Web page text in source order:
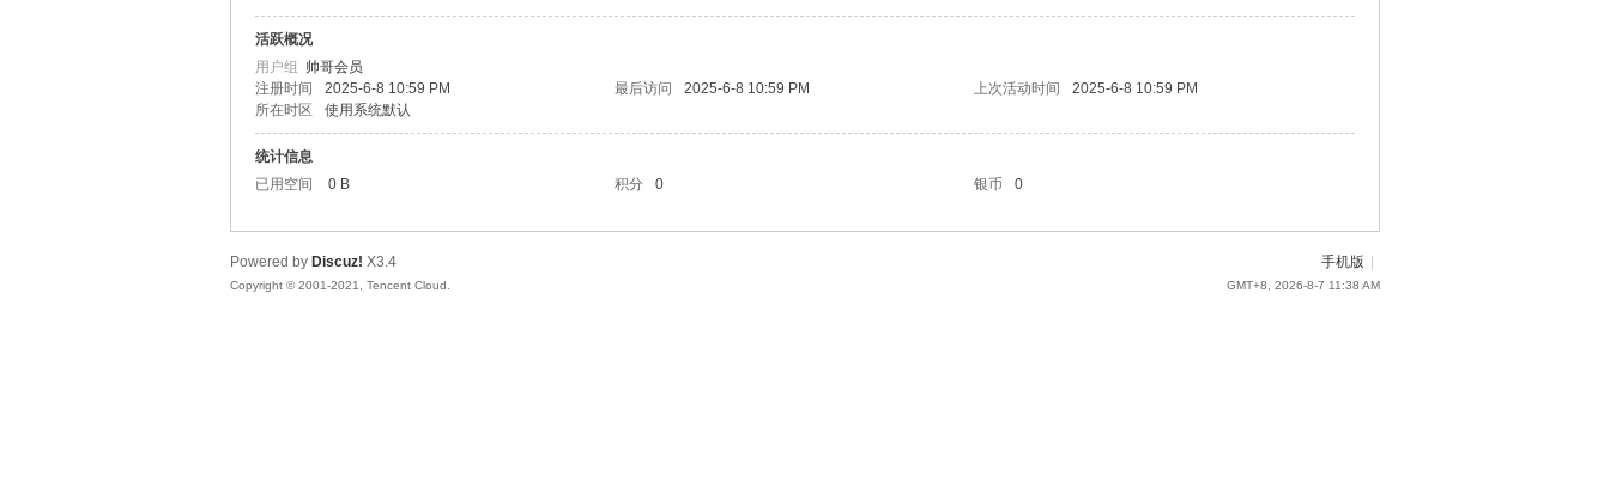
网
活跃概况
用户组 帅哥会员
注册时间
2025-6-8 10:59 PM 最后访问 2025-6-8 10:59 PM 上次活动时间
2025-6-8 10:59 PM
所在时区
使用系统默认
统计信息
已用空间
0 B 积分 0 银币 0
手机版
GMT+8, 2026-8-7 11:38 AM
Powered by Discuz! X3.4
Copyright © 2001-2021, Tencent Cloud.